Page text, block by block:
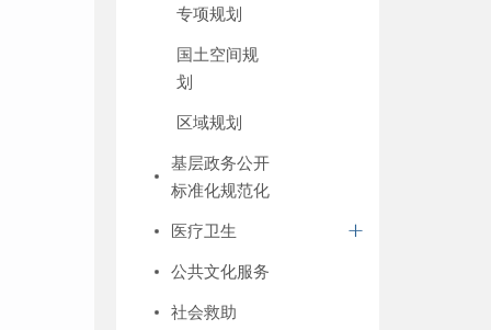
专项规划
国土空间规
划
区域规划
基层政务公开
标准化规范化
医疗卫生
公共文化服务
社会救助